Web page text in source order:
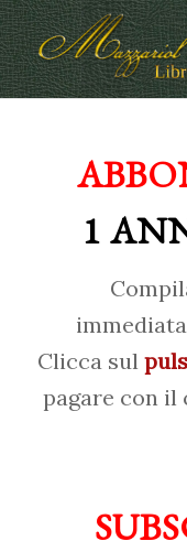
1
Clicca sul
pagare con il